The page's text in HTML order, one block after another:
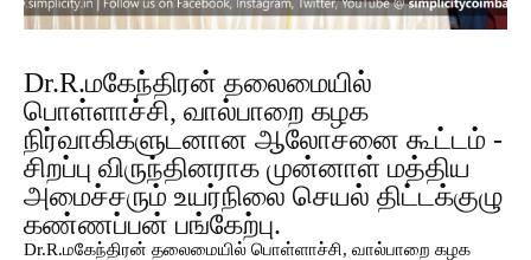
Dr.R.மகேந்திரன் தலைமையில்
பொள்ளாச்சி, வால்பாறை கழக
நிர்வாகிகளுடனான ஆலோசனை கூட்டம் -
சிறப்பு விருந்தினராக முன்னாள் மத்திய
அமைச்சரும் உயர்நிலை செயல் திட்டக்குழு
கண்ணப்பன் பங்கேற்பு.
Dr.R.மகேந்திரன் தலைமையில் பொள்ளாச்சி, வால்பாறை கழக